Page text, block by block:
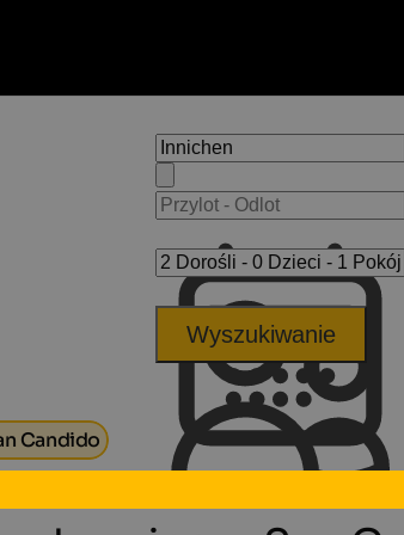
Wyszukiwanie
Candido